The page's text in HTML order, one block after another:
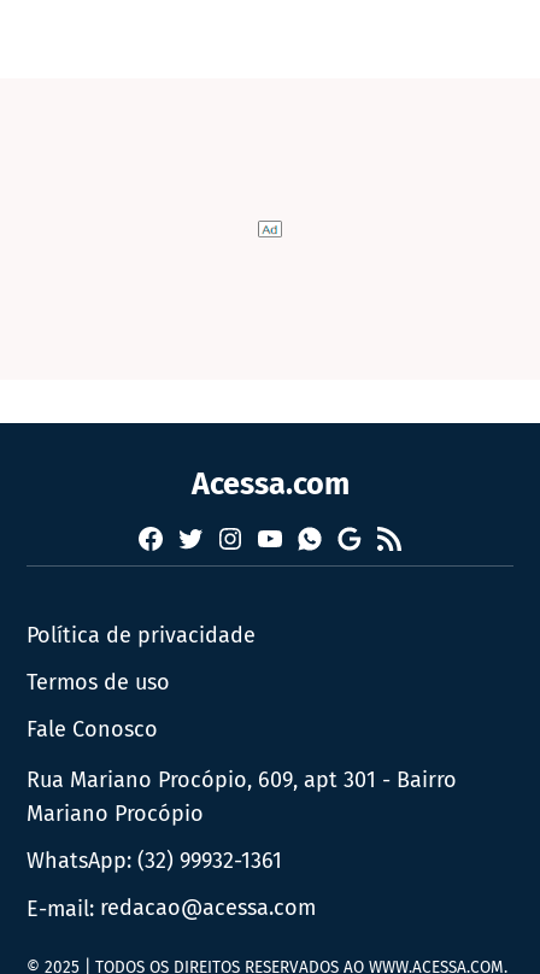
Acessa.com
Facebook
TwitterInstagram
YouTubeWhatsapp
Google
News
RSS
Política de privacidade
Termos de uso
Fale Conosco
Rua Mariano Procópio, 609, apt 301 - Bairro
Mariano Procópio
WhatsApp:(32) 99932-1361
E-mail: redacao@acessa.com
© 2025 | TODOS OS DIREITOS RESERVADOS AO WWW.ACESSA.COM.